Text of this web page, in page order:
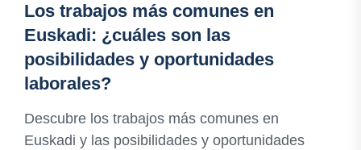
Los trabajos más comunes en
Euskadi: ¿cuáles son las
posibilidades y oportunidades
laborales?
Descubre los trabajos más comunes en
Euskadi y las posibilidades y oportunidades